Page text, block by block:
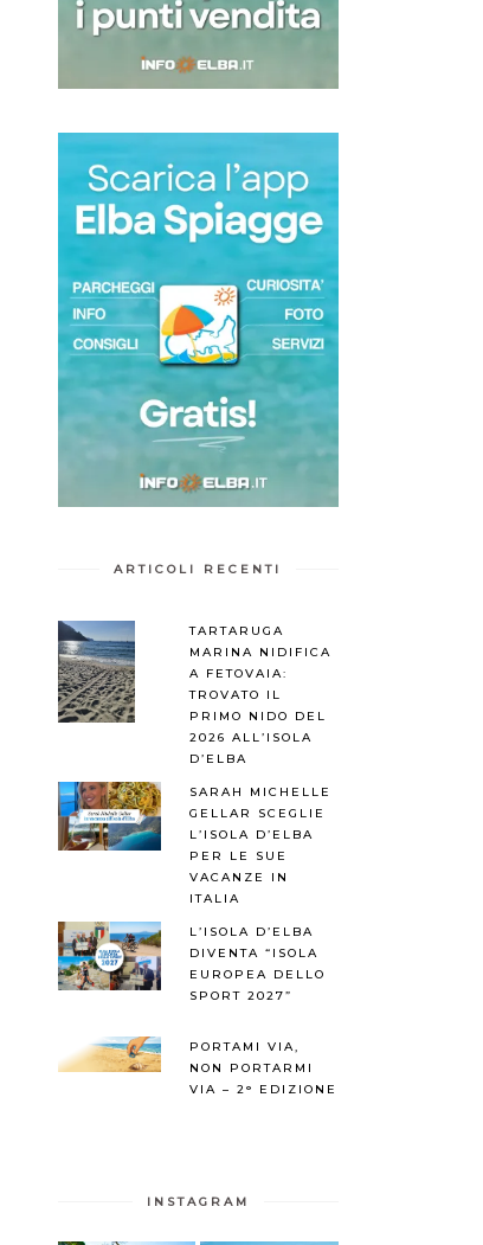
ARTICOLI RECENTI
TARTARUGA
MARINA NIDIFICA
A FETOVAIA:
TROVATO IL
PRIMO NIDO DEL
2026 ALL’ISOLA
D’ELBA
SARAH MICHELLE
GELLAR SCEGLIE
L’ISOLA D’ELBA
PER LE SUE
VACANZE IN
ITALIA
L’ISOLA D’ELBA
DIVENTA “ISOLA
EUROPEA DELLO
SPORT 2027”
PORTAMI VIA,
NON PORTARMI
VIA – 2° EDIZIONE
INSTAGRAM